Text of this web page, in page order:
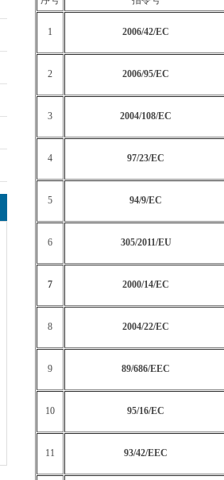
1 2006/42/EC
2 2006/95/EC
3 2004/108/EC
4 97/23/EC
5 94/9/EC
6 305/2011/EU
7 2000/14/EC
8 2004/22/EC
9 89/686/EEC
10 95/16/EC
11 93/42/EEC